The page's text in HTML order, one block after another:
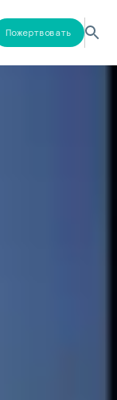
Пожертвовать